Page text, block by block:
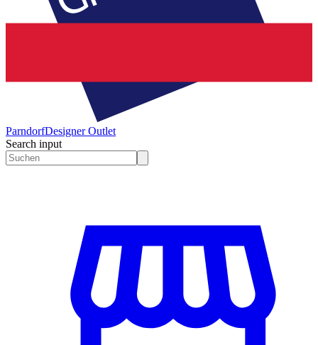
ParndorfDesigner Outlet
Search input